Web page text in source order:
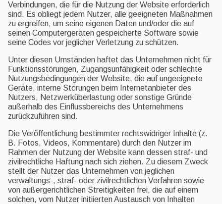
Verbindungen, die für die Nutzung der Website erforderlich
sind. Es obliegt jedem Nutzer, alle geeigneten Maßnahmen
zu ergreifen, um seine eigenen Daten und/oder die auf
seinen Computergeräten gespeicherte Software sowie
seine Codes vor jeglicher Verletzung zu schützen.
Unter diesen Umständen haftet das Unternehmen nicht für
Funktionsstörungen, Zugangsunfähigkeit oder schlechte
Nutzungsbedingungen der Website, die auf ungeeignete
Geräte, interne Störungen beim Internetanbieter des
Nutzers, Netzwerküberlastung oder sonstige Gründe
außerhalb des Einflussbereichs des Unternehmens
zurückzuführen sind.
Die Veröffentlichung bestimmter rechtswidriger Inhalte (z.
B. Fotos, Videos, Kommentare) durch den Nutzer im
Rahmen der Nutzung der Website kann dessen straf- und
zivilrechtliche Haftung nach sich ziehen. Zu diesem Zweck
stellt der Nutzer das Unternehmen von jeglichen
verwaltungs-, straf- oder zivilrechtlichen Verfahren sowie
von außergerichtlichen Streitigkeiten frei, die auf einem
solchen, vom Nutzer initiierten Austausch von Inhalten